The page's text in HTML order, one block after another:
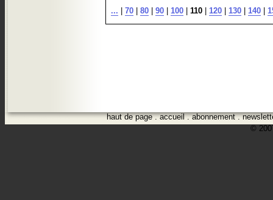
... 70 80 90 100 110 120 130 140
haut de page.accueil.abonnement.
©